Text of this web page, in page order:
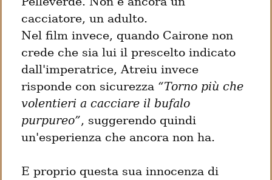
cacciatore, un adulto.
Nel film invece, quando Cairone non
crede che sia lui il prescelto indicato
dall'imperatrice, Atreiu invece
risponde con sicurezza “Torno più che
volentieri a cacciare il bufalo
purpureo”, suggerendo quindi
un'esperienza che ancora non ha.
E proprio questa sua innocenza di